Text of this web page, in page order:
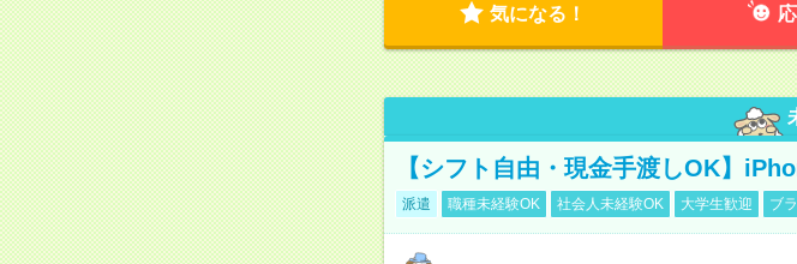
気になる！
【シフト自由・現金手渡しOK】
派遣 職種未経験OK 社会人未経験OK 大学生歓迎 ブ